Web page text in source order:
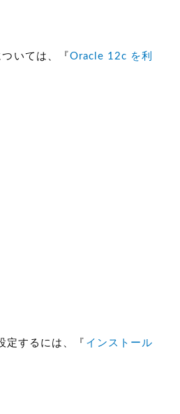
いては、『 Oracle 12c を利
するには、『 インストール